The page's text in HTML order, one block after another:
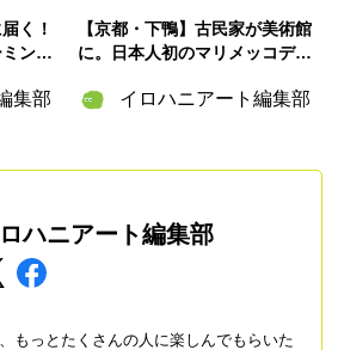
く！
ング
ャル
集部
【京都・下鴨】古民家が美術館
に。日本人初のマリメッコデザ
どる「WAKISAKA KATSUJI /S
イロハニアート編集部
ハニアート編集部
もっとたくさんの人に楽しんでもらいた